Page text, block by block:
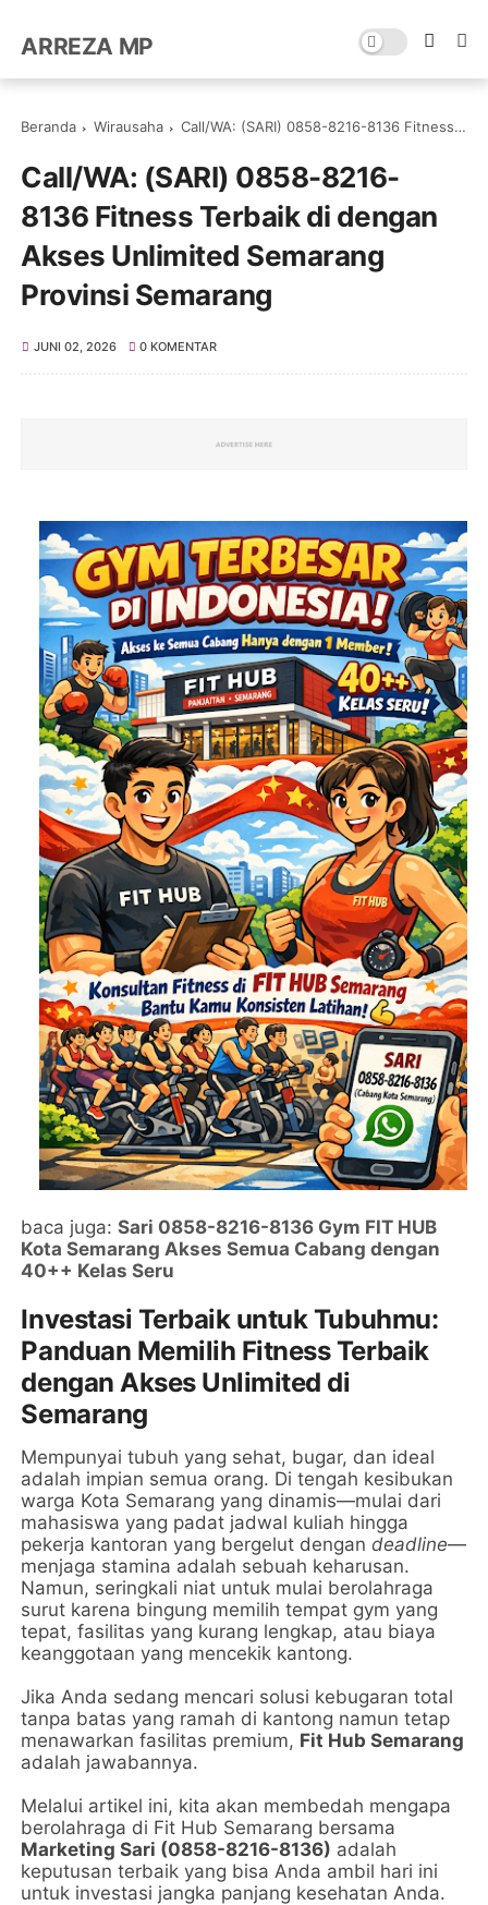
ARREZA MP
Beranda Wirausaha Call/WA: (SARI) 0858-8216-8136 Fitness Terbaik di dengan Akses Unlimited Semarang Provinsi Semarang
Call/WA: (SARI) 0858-8216-
8136 Fitness Terbaik di dengan
Akses Unlimited Semarang
Provinsi Semarang
JUNI 02, 2026 0 KOMENTAR
baca juga:Sari 0858-8216-8136 Gym FIT HUB
Kota Semarang Akses Semua Cabang dengan
40++ Kelas Seru
Investasi Terbaik untuk Tubuhmu:
Panduan Memilih Fitness Terbaik
dengan Akses Unlimited di
Semarang
Mempunyai tubuh yang sehat, bugar, dan ideal
adalah impian semua orang. Di tengah kesibukan
warga Kota Semarang yang dinamis—mulai dari
mahasiswa yang padat jadwal kuliah hingga
pekerja kantoran yang bergelut dengandeadline—
menjaga stamina adalah sebuah keharusan.
Namun, seringkali niat untuk mulai berolahraga
surut karena bingung memilih tempat gym yang
tepat, fasilitas yang kurang lengkap, atau biaya
keanggotaan yang mencekik kantong.
Jika Anda sedang mencari solusi kebugaran total
tanpa batas yang ramah di kantong namun tetap
menawarkan fasilitas premium, Fit Hub Semarang
adalah jawabannya.
Melalui artikel ini, kita akan membedah mengapa
berolahraga di Fit Hub Semarang bersama
Marketing Sari (0858-8216-8136) adalah
keputusan terbaik yang bisa Anda ambil hari ini
untuk investasi jangka panjang kesehatan Anda.